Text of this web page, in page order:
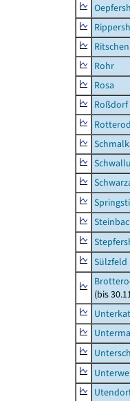
Rohr
Rosa
Roßdorf
Sülzfeld
(bis